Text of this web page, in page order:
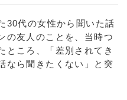
30代の女性から聞いた話
の友人のことを、当時つ
ところ、「差別されてき
なら聞きたくない」と突